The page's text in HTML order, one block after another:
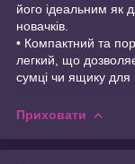
його ідеальним як
новачків.
• Компактний та
легкий, що
сумці чи ящику для
Приховати